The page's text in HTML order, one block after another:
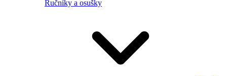
Ručníky a osušky